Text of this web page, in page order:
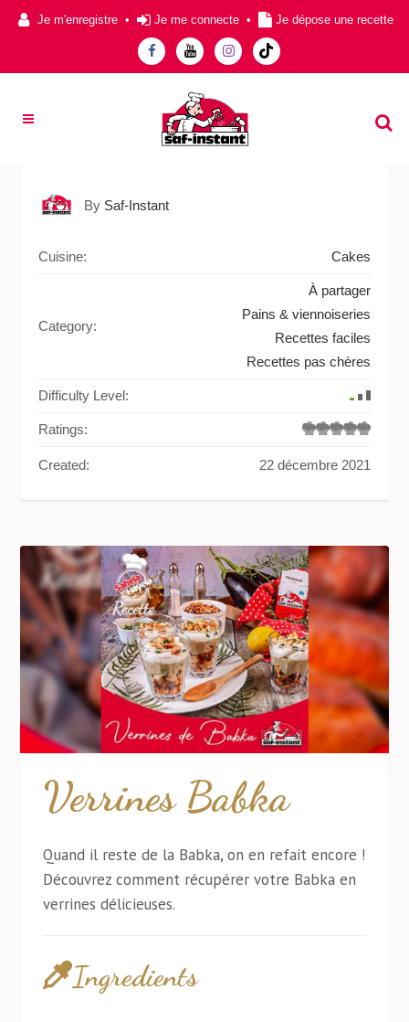
Je m'enregistre • Je me connecte • Je dépose une recette
By Saf-Instant
Cuisine: Cakes
Category:
À partager
Pains & viennoiseries
Recettes faciles
Recettes pas chères
Difficulty Level:
Ratings:
Created: 22 décembre 2021
Verrines Babka
Quand il reste de la Babka, on en refait encore !
Découvrez comment récupérer votre Babka en
verrines délicieuses.
Ingredients